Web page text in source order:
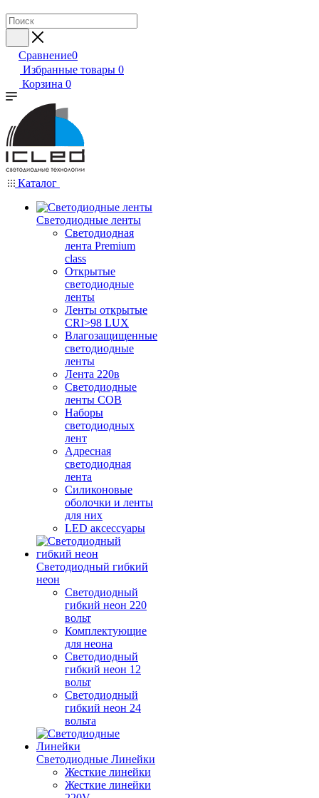
Сравнение0
Избранные товары 0
Корзина 0
Каталог
Светодиодные ленты
Светодиодная
лента Premium
class
Открытые
светодиодные
ленты
Ленты открытые
CRI>98 LUX
Влагозащищенные
светодиодные
ленты
Лента 220в
Светодиодные
ленты COB
Наборы
светодиодных
лент
Адресная
светодиодная
лента
Силиконовые
оболочки и ленты
для них
LED аксессуары
Светодиодный гибкий
неон
Светодиодный
гибкий неон 220
вольт
Комплектующие
для неона
Светодиодный
гибкий неон 12
вольт
Светодиодный
гибкий неон 24
вольта
Светодиодные Линейки
Жесткие линейки
Жесткие линейки